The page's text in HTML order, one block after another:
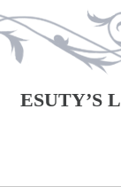
ESUTY’S